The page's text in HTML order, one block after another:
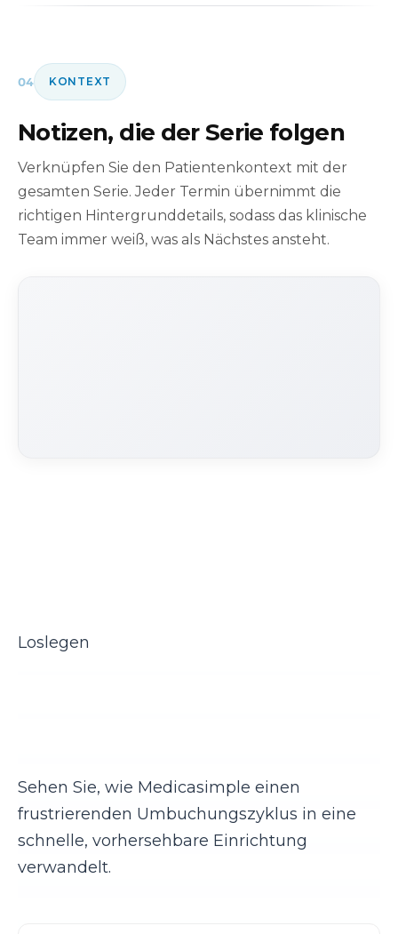
04 KONTEXT
Notizen, die der Serie folgen
Verknüpfen Sie den Patientenkontext mit der
gesamten Serie. Jeder Termin übernimmt die
richtigen Hintergrunddetails, sodass das klinische
Team immer weiß, was als Nächstes ansteht.
Loslegen
Sehen Sie, wie Medicasimple einen
frustrierenden Umbuchungszyklus in eine
schnelle, vorhersehbare Einrichtung
verwandelt.